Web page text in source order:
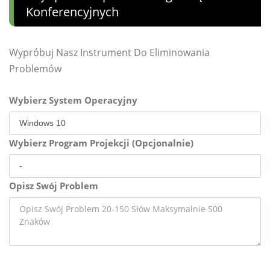
Konferencyjnych
Wypróbuj Nasz Instrument Do Eliminowania
Problemów
Wybierz System Operacyjny
Wybierz Program Projekcji (Opcjonalnie)
Opisz Swój Problem